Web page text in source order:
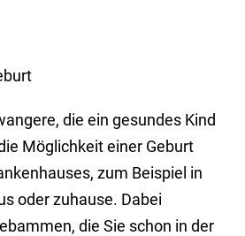
die ein gesundes Kind
Möglichkeit einer Geburt
zum Beispiel in
oder zuhause. Dabei
die Sie schon in der